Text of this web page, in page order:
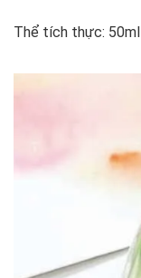
Thể tích thực: 50ml